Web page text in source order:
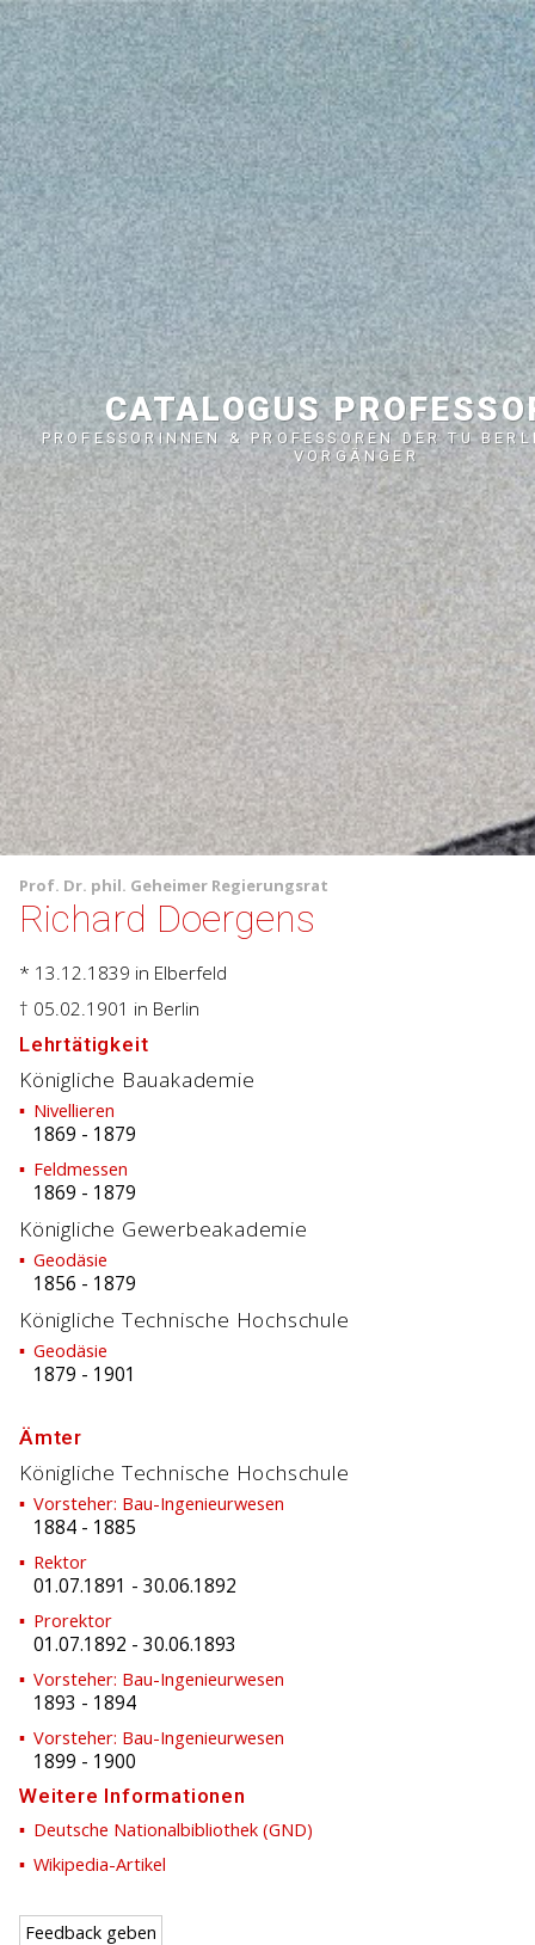
CATALOGUS
PROFESSORINNEN & PROFESSOREN DER TU
VORGÄNGER
Prof. Dr. phil. Geheimer Regierungsrat
Richard Doergens
* 13.12.1839 in Elberfeld
† 05.02.1901 in Berlin
Lehrtätigkeit
Königliche Bauakademie
Nivellieren
1869 - 1879
Feldmessen
1869 - 1879
Königliche Gewerbeakademie
Geodäsie
1856 - 1879
Königliche Technische Hochschule
Geodäsie
1879 - 1901
Ämter
Königliche Technische Hochschule
Vorsteher: Bau-Ingenieurwesen
1884 - 1885
Rektor
01.07.1891 - 30.06.1892
Prorektor
01.07.1892 - 30.06.1893
Vorsteher: Bau-Ingenieurwesen
1893 - 1894
Vorsteher: Bau-Ingenieurwesen
1899 - 1900
Weitere Informationen
Deutsche Nationalbibliothek (GND)
Wikipedia-Artikel
Feedback geben